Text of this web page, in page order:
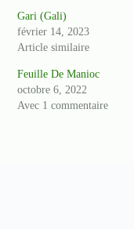
Gari (Gali)
février 14, 2023
Article similaire
Feuille De Manioc
octobre 6, 2022
Avec 1 commentaire